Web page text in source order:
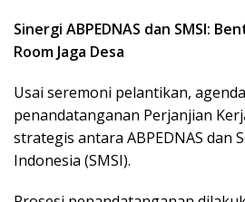
Sinergi ABPEDNAS dan SMSI:
Room Jaga Desa
Usai seremoni pelantikan,
penandatanganan Perjanjian
strategis antara ABPEDNAS dan
Indonesia (SMSI).